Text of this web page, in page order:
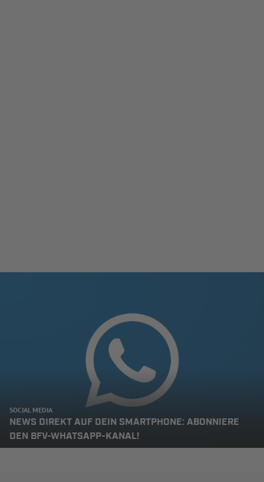
SOCIAL MEDIA
NEWS DIREKT AUF DEIN SMARTPHONE: ABONNIERE
DEN BFV-WHATSAPP-KANAL!